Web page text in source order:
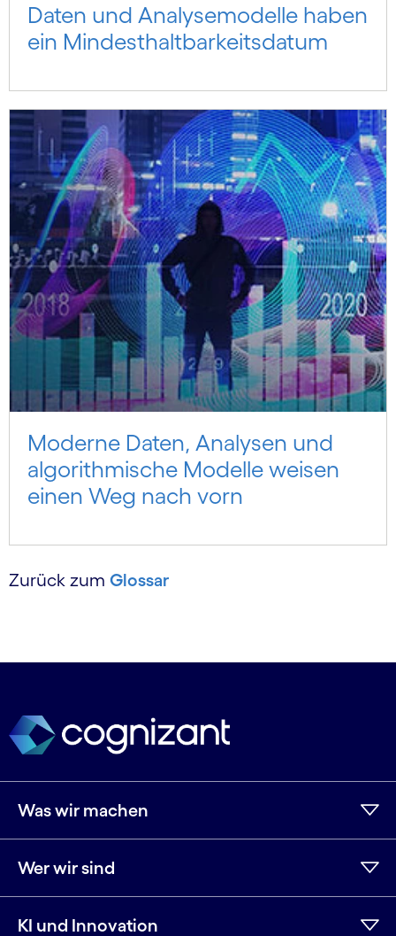
Daten und Analyse­modelle haben
ein Mindest­haltbarkeits­datum
Moderne Daten, Analysen und
algorithmische Modelle weisen
einen Weg nach vorn
Zurück zum Glossar
Was wir machen
Wer wir sind
KI und Innovation